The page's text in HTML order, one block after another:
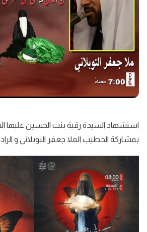
بمشاركة الخطيب الملا جعفر التوبلاني و